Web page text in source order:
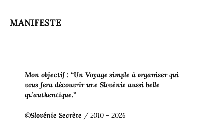
MANIFESTE
Mon objectif : “Un Voyage simple à organiserqui
vous fera découvrir une Slovénie aussi belle
qu’authentique.”
©Slovénie Secrète / 2010 – 2026